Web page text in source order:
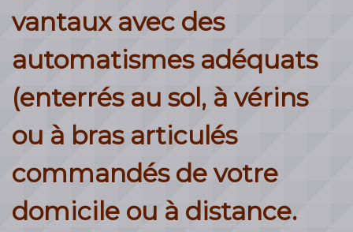
vantaux avec des
automatismes adéquats
(enterrés au sol, à vérins
ou à bras articulés
commandés de votre
domicile ou à distance.